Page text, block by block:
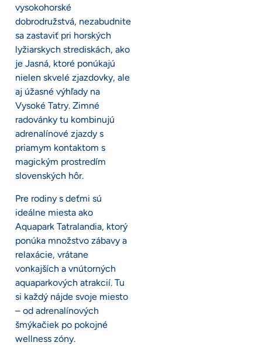
vysokohorské
dobrodružstvá, nezabudnite
sa zastaviť pri horských
lyžiarskych strediskách, ako
je Jasná, ktoré ponúkajú
nielen skvelé zjazdovky, ale
aj úžasné výhľady na
Vysoké Tatry. Zimné
radovánky tu kombinujú
adrenalínové zjazdy s
priamym kontaktom s
magickým prostredím
slovenských hôr.
Pre rodiny s deťmi sú
ideálne miesta ako
Aquapark Tatralandia, ktorý
ponúka množstvo zábavy a
relaxácie, vrátane
vonkajších a vnútorných
aquaparkových atrakcií. Tu
si každý nájde svoje miesto
– od adrenalínových
šmýkačiek po pokojné
wellness zóny.